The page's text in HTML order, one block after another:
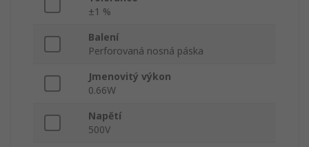
±1 %
Balení
Perforovaná nosná páska
Jmenovitý výkon
0.66W
Napětí
500V